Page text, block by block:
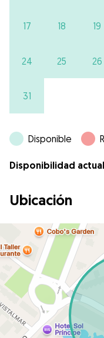
17 18 19
24 25 26
31
Disponible
Disponibilidad
Ubicación